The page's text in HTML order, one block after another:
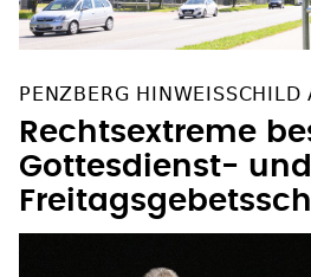
PENZBERG HINWEISSCHILD
Rechtsextreme
Gottesdienst- und